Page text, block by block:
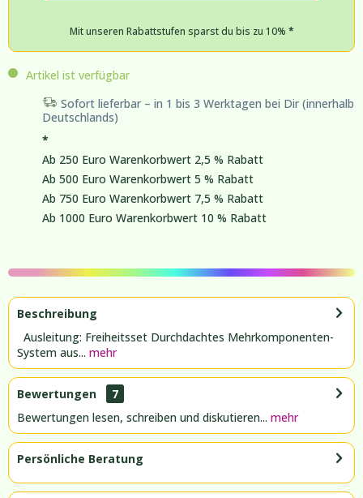
Mit unseren Rabattstufen sparst du bis zu 10% *
Artikel ist verfügbar
Sofort lieferbar – in 1 bis 3 Werktagen bei Dir (innerhalb
Deutschlands)
*
Ab 250 Euro Warenkorbwert 2,5 % Rabatt
Ab 500 Euro Warenkorbwert 5 % Rabatt
Ab 750 Euro Warenkorbwert 7,5 % Rabatt
Ab 1000 Euro Warenkorbwert 10 % Rabatt
Beschreibung
Ausleitung: Freiheitsset Durchdachtes Mehrkomponenten-
System aus... mehr
Bewertungen
7
Bewertungen lesen, schreiben und diskutieren... mehr
Persönliche Beratung